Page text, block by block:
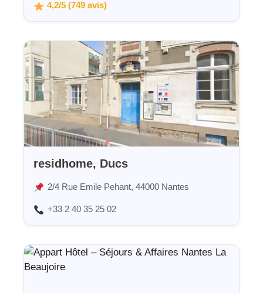
4,2/5 (749 avis)
residhome, Ducs
2/4 Rue Emile Pehant, 44000 Nantes
+33 2 40 35 25 02